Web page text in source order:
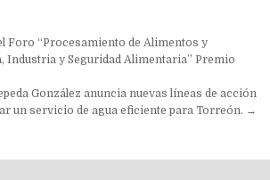
Foro “Procesamiento de Alimentos y
y Seguridad Alimentaria” Premio
González anuncia nuevas líneas de acción
un servicio de agua eficiente para Torreón. →